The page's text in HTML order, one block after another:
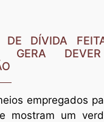
DE DÍVIDA
GERA
empregados
mostram um